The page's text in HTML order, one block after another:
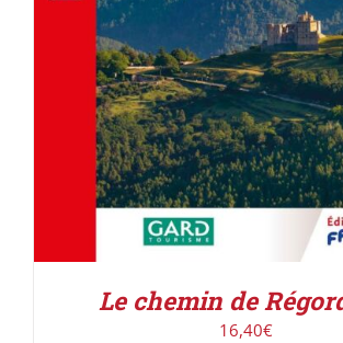
Le chemin de
16,40€